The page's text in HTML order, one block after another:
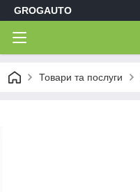
GROGAUTO
Товари та послуги